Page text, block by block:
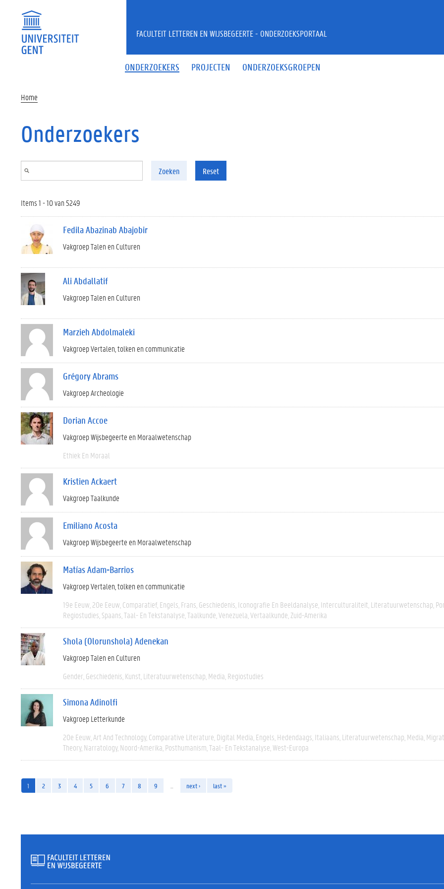
ONDERZOEKERS PROJECTEN ONDERZOEKSGROEPEN
FACULTEIT LETTEREN EN WIJSBEGEERTE - ONDERZOEKSPORTAAL
Home
Onderzoekers
Zoeken Reset
Items 1 - 10 van 5249
Fedila Abazinab Abajobir
Vakgroep Talen en Culturen
Ali Abdallatif
Vakgroep Talen en Culturen
Marzieh Abdolmaleki
Vakgroep Vertalen, tolken en communicatie
Grégory Abrams
Vakgroep Archeologie
Dorian Accoe
Vakgroep Wijsbegeerte en Moraalwetenschap
Ethiek En Moraal
Kristien Ackaert
Vakgroep Taalkunde
Emiliano Acosta
Vakgroep Wijsbegeerte en Moraalwetenschap
Matías Adam-Barrios
Vakgroep Vertalen, tolken en communicatie
19e Eeuw 20e Eeuw Comparatief Engels Frans Geschiedenis Iconografie En Beeldanalyse Interculturaliteit Literatuurwetenschap
Regiostudies Spaans Taal- En Tekstanalyse Taalkunde Venezuela Vertaalkunde Zuid-Amerika
Shola (Olorunshola) Adenekan
Vakgroep Talen en Culturen
Gender Geschiedenis Kunst Literatuurwetenschap Media Regiostudies
Simona Adinolfi
Vakgroep Letterkunde
20e Eeuw Art And Technology Comparative Literature Digital Media Engels Hedendaags Italiaans Literatuurwetenschap Media
Theory Narratology Noord-Amerika Posthumanism Taal- En Tekstanalyse West-Europa
1 2 3 4 5 6 7 8 9 next › last »